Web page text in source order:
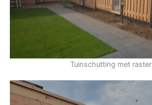
Tuinschutting met raster